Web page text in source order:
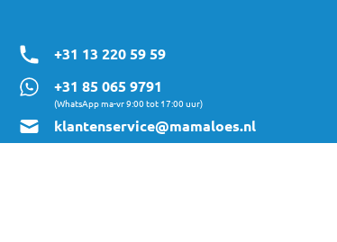
+31 13 220 59 59
+31 85 065 9791
(WhatsApp ma-vr 9:00 tot 17:00 uur)
klantenservice@mamaloes.nl